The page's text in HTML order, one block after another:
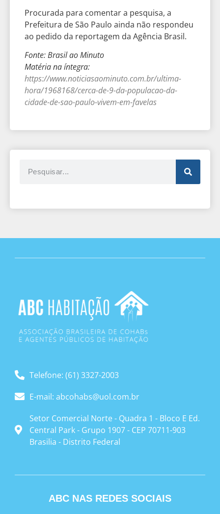
Procurada para comentar a pesquisa, a
Prefeitura de São Paulo ainda não respondeu
ao pedido da reportagem da Agência Brasil.
Fonte: Brasil ao Minuto
Matéria na íntegra:
https://www.noticiasaominuto.com.br/ultima-
hora/1968168/cerca-de-9-da-populacao-da-
cidade-de-sao-paulo-vivem-em-favelas
Telefone: (61) 3327-2003
E-mail: abcohabs@uol.com.br
Setor Comercial Norte - Quadra 1 - Bloco E Ed.
Central Park - Grupo 1907 - CEP 70711-903
Brasilia - Distrito Federal
ABC NAS REDES SOCIAIS